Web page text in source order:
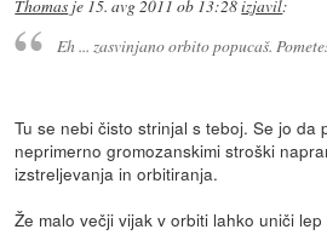
Thomas je 15. avg 2011 ob 13:28izjavil:
Eh ... zasvinjano orbito popucaš.
Tu se nebi čisto strinjal s teboj. Se jo da
neprimerno gromozanskimi stroški
izstreljevanja in orbitiranja.
Že malo večji vijak v orbiti lahko uniči